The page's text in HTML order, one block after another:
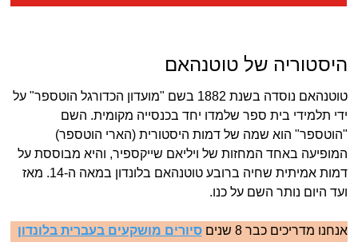
היסטוריה של טוטנהאם
טוטנהאם נוסדה בשנת 1882 בשם "מועדון הכדורגל הוטספר" על
ידי תלמידי בית ספר שלמדו יחד בכנסייה מקומית. השם
"הוטספר" הוא שמה של דמות היסטורית (הארי הוטספר)
המופיעה באחד המחזות של ויליאם שייקספיר, והיא מבוססת על
דמות אמיתית שחיה ברובע טוטנהאם בלונדון במאה ה-14. מאז
ועד היום נותר השם על כנו.
אנחנו מדריכים כבר 8 שנים
סיורים מושקעים בעברית בלונדון